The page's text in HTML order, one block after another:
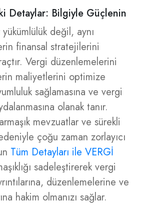
Detaylar: Bilgiyle Güçlenin
değil, aynı
finansal stratejilerini
Vergi düzenlemelerini
maliyetlerini optimize
sağlamasına ve vergi
olanak tanır.
mevzuatlar ve sürekli
çoğu zaman zorlayıcı
Tüm Detayları ile VERGİ
sadeleştirerek vergi
düzenlemelerine ve
hakim olmanızı sağlar.